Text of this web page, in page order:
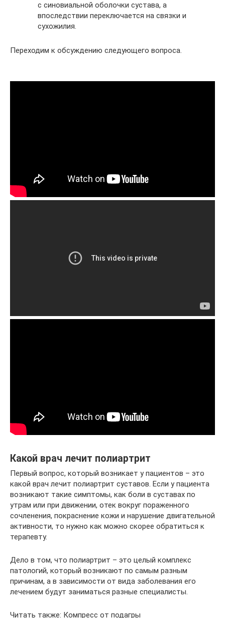
с синовиальной оболочки сустава, а
впоследствии переключается на связки и
сухожилия.
Переходим к обсуждению следующего вопроса.
Какой врач лечит полиартрит
Первый вопрос, который возникает у пациентов – это
какой врач лечит полиартрит суставов. Если у пациента
возникают такие симптомы, как боли в суставах по
утрам или при движении, отек вокруг пораженного
сочленения, покраснение кожи и нарушение двигательной
активности, то нужно как можно скорее обратиться к
терапевту.
Дело в том, что полиартрит – это целый комплекс
патологий, который возникают по самым разным
причинам, а в зависимости от вида заболевания его
лечением будут заниматься разные специалисты.
Читать также: Компресс от подагры